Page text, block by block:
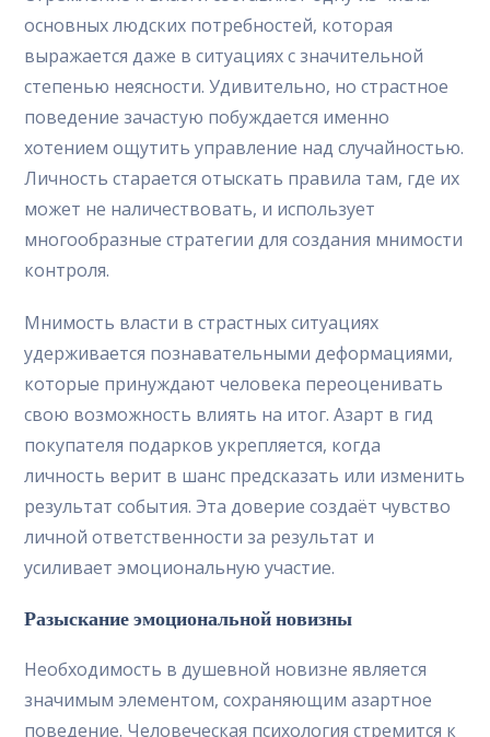
основных людских потребностей, которая
выражается даже в ситуациях с значительной
степенью неясности. Удивительно, но страстное
поведение зачастую побуждается именно
хотением ощутить управление над случайностью.
Личность старается отыскать правила там, где их
может не наличествовать, и использует
многообразные стратегии для создания мнимости
контроля.
Мнимость власти в страстных ситуациях
удерживается познавательными деформациями,
которые принуждают человека переоценивать
свою возможность влиять на итог. Азарт в гид
покупателя подарков укрепляется, когда
личность верит в шанс предсказать или изменить
результат события. Эта доверие создаёт чувство
личной ответственности за результат и
усиливает эмоциональную участие.
Разыскание эмоциональной новизны
Необходимость в душевной новизне является
значимым элементом, сохраняющим азартное
поведение. Человеческая психология стремится к